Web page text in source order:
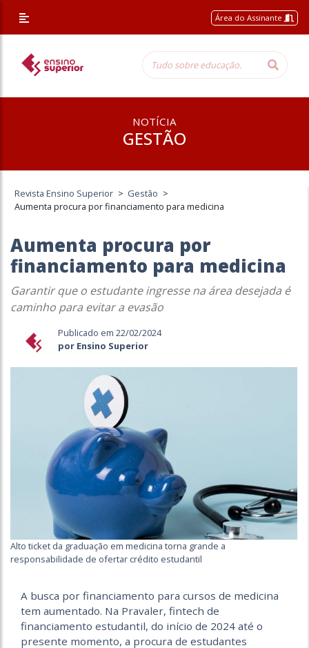
Área do Assinante
NOTÍCIA
GESTÃO
Revista Ensino Superior > Gestão >
Aumenta procura por financiamento para medicina
Aumenta procura por
financiamento para medicina
Garantir que o estudante ingresse na área desejada é
caminho para evitar a evasão
Publicado em 22/02/2024
por Ensino Superior
Alto ticket da graduação em medicina torna grande a
responsabilidade de ofertar crédito estudantil
A busca por financiamento para cursos de medicina
tem aumentado. Na Pravaler, fintech de
financiamento estudantil, do início de 2024 até o
presente momento, a procura de estudantes